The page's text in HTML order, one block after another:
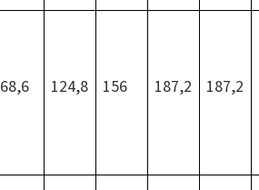
68,6 124,8 156 187,2 187,2